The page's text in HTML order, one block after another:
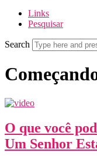
Links
Pesquisar
Search
O que você
Um Senhor